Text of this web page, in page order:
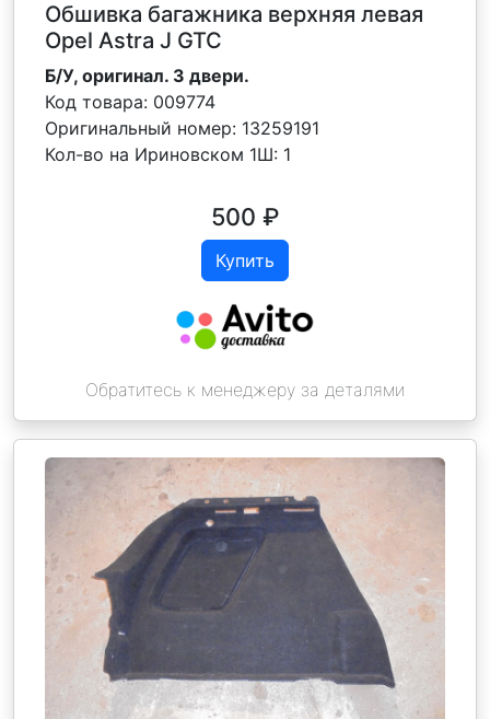
Обшивка багажника верхняя левая
Opel Astra J GTC
Б/У, оригинал. 3 двери.
Код товара: 009774
Оригинальный номер: 13259191
Кол-во на Ириновском 1Ш: 1
500 ₽
Купить
Обратитесь к менеджеру за деталями